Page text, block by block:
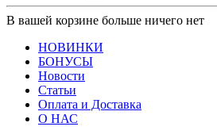
В вашей корзине больше ничего нет
НОВИНКИ
БОНУСЫ
Новости
Статьи
Оплата и Доставка
О НАС